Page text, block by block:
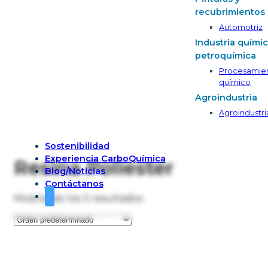
recubrimientos
Automotriz
Industria
petroquímica
químico
Agroindustria
Sostenibilidad
Experiencia CarboQuímica
Blog/Noticias
Contáctanos
Resina Poliester
Mostrando los 3 resultados